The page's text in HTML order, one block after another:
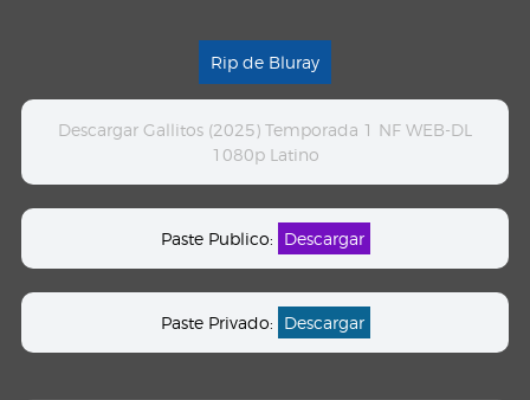
Rip de Bluray
Descargar Gallitos (2025) Temporada 1 NF WEB-DL
1080p Latino
Paste Publico: Descargar
Paste Privado: Descargar